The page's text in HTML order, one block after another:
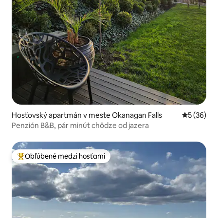
Hosťovský apartmán v meste Okanagan Falls
5 (36)
Penzión B&B, pár minút chôdze od jazera
Najobľúbenejšie medzi hosťami
Obľúbené medzi hosťami